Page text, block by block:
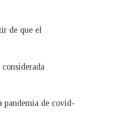
de que el
pandemia de covid-